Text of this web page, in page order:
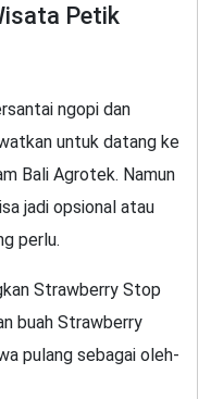
Petik
ngopi dan
untuk datang ke
Bali Agrotek. Namun
jadi opsional atau
perlu.
Strawberry Stop
buah Strawberry
pulang sebagai oleh-